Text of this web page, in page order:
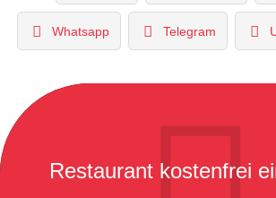
Whatsapp Telegram
Restaurant kostenfrei